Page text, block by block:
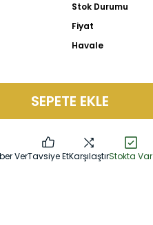
Stok Durumu
Fiyat
Havale
SEPETE EKLE
VerTavsiye EtKarşılaştırStokta Var